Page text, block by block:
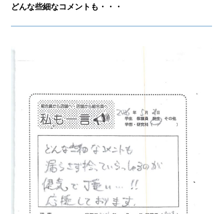
どんな些細なコメントも・・・